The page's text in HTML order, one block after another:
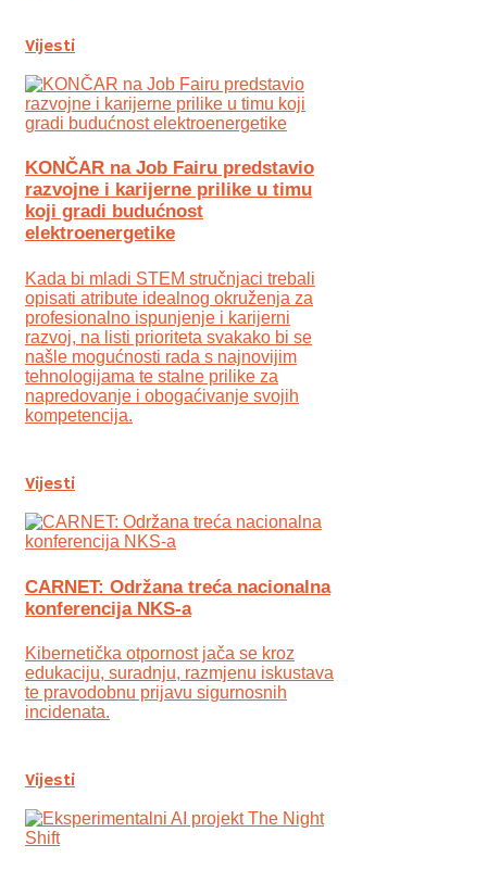
Vijesti
KONČAR na Job Fairu predstavio
razvojne i karijerne prilike u timu
koji gradi budućnost
elektroenergetike
Kada bi mladi STEM stručnjaci trebali
opisati atribute idealnog okruženja za
profesionalno ispunjenje i karijerni
razvoj, na listi prioriteta svakako bi se
našle mogućnosti rada s najnovijim
tehnologijama te stalne prilike za
napredovanje i obogaćivanje svojih
kompetencija.
Vijesti
CARNET: Održana treća nacionalna
konferencija NKS-a
Kibernetička otpornost jača se kroz
edukaciju, suradnju, razmjenu iskustava
te pravodobnu prijavu sigurnosnih
incidenata.
Vijesti